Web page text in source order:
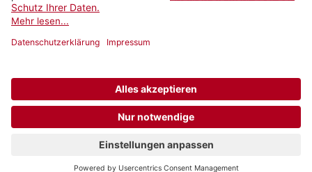
Netiquette
Newsletter abonnieren